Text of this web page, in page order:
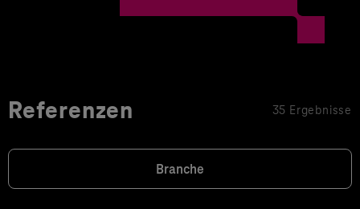
Referenzen 35 Ergebnisse
Branche